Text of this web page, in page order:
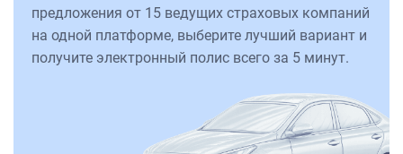
предложения от 15 ведущих страховых компаний
на одной платформе, выберите лучший вариант и
получите электронный полис всего за 5 минут.